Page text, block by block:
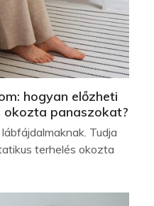
hogyan előzheti
okozta panaszokat?
Tudja
terhelés okozta